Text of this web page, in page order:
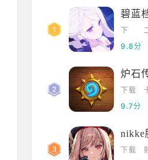
碧蓝
下
载
9.8分
炉石
下载
9.7分
nikke
下载